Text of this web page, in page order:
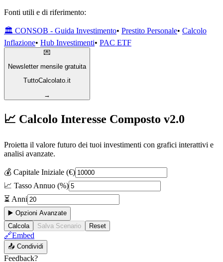
Fonti utili e di riferimento:
🏛️ CONSOB - Guida Investimento• Prestito Personale• Calcolo
Inflazione• Hub Investimenti• PAC ETF
💌
Newsletter mensile gratuita
TuttoCalcolato.it
→
📈 Calcolo Interesse Composto v2.0
Proietta il valore futuro dei tuoi investimenti con grafici interattivi e
analisi avanzate.
💰 Capitale Iniziale (€)
📈 Tasso Annuo (%)
⏳ Anni
▶️ Opzioni Avanzate
Calcola
Salva Scenario Reset
🔗Embed
📤 Condividi
Feedback?